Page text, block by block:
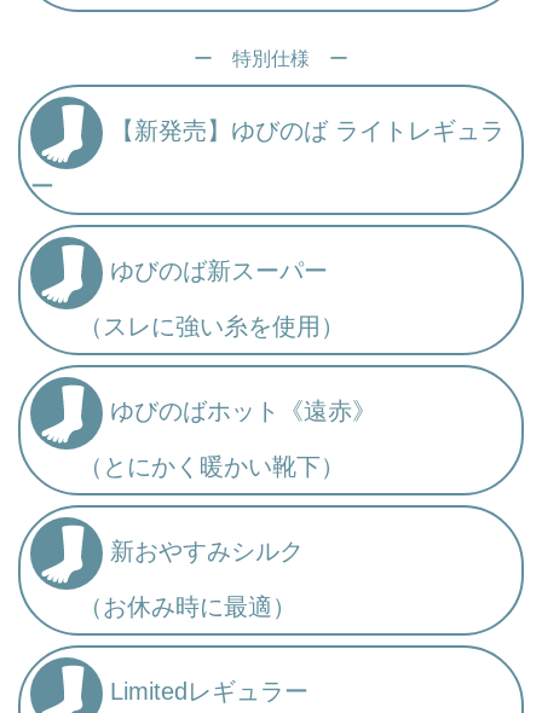
ー 特別仕様 ー
【新発売】ゆびのば ライトレギュラ
ー
ゆびのば新スーパー
（スレに強い糸を使用）
ゆびのばホット《遠赤》
（とにかく暖かい靴下）
新おやすみシルク
（お休み時に最適）
Limitedレギュラー